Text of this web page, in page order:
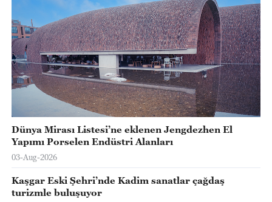
Dünya Mirası Listesi’ne eklenen Jengdezhen El
Yapımı Porselen Endüstri Alanları
03-Aug-2026
Kaşgar Eski Şehri’nde Kadim sanatlar çağdaş
turizmle buluşuyor